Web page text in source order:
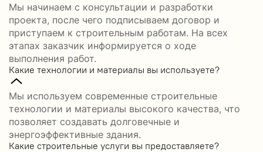
Мы начинаем с консультации и разработки
проекта, после чего подписываем договор и
приступаем к строительным работам. На всех
этапах заказчик информируется о ходе
выполнения работ.
Какие технологии и материалы вы используете?
Мы используем современные строительные
технологии и материалы высокого качества, что
позволяет создавать долговечные и
энергоэффективные здания.
Какие строительные услуги вы предоставляете?